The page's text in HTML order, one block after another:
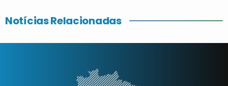
Notícias Relacionadas